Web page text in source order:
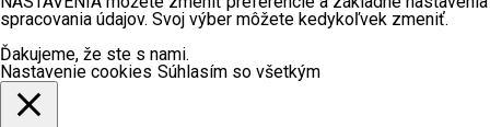
spracovania údajov. Svoj výber môžete kedykoľvek zmeniť.
Ďakujeme, že ste s nami.
Nastavenie cookies Súhlasím so všetkým